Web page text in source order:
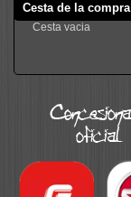
Cesta de la compra
Cesta vacia